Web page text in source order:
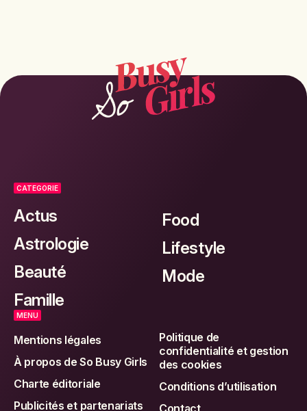
CATEGORIE
Actus
Astrologie
Beauté
Famille
Food
Lifestyle
Mode
MENU
Mentions légales
À propos de So Busy Girls
Charte éditoriale
Publicités et partenariats
Politique de
confidentialité et gestion
des cookies
Conditions d’utilisation